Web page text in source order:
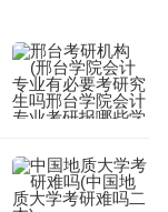
公办 长春汽
办 长春金融
春医学高等专
吉林省教育